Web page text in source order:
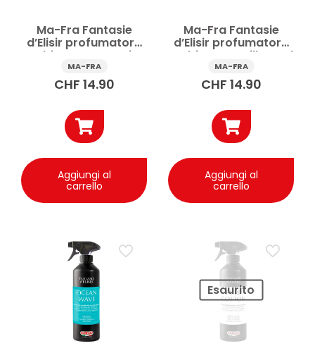
Ma-Fra Fantasie
d’Elisir profumatore
ambiente Sweet Kiss
500 ml
MA-FRA
CHF 14.90
Aggiungi al
carrello
Ma-Fra Fantasie
d’Elisir profumatore
ambiente Vanilla Soul
500 ml
MA-FRA
CHF 14.90
Aggiungi al
carrello
Esaurito